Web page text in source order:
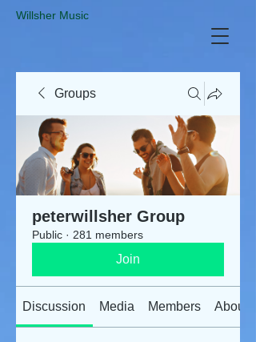
​Willsher Music
Groups
peterwillsher Group
Public · 281 members
Join
Discussion Media Members About